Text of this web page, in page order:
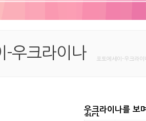
-우크라이나 포토에세이-우크라
우크라이나를 보
하다